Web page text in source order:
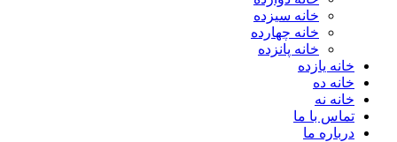
خانه سیزده
خانه چهارده
خانه پانزده
خانه یازده
خانه ده
خانه نه
تماس با ما
درباره ما